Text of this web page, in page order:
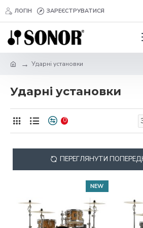
ЛОГІН ЗАРЕЄСТРУВАТИСЯ
Ударні установки
Ударні установки
0
ПЕРЕГЛЯНУТИ
NEW